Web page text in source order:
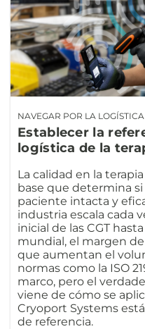
NAVEGAR POR LA LOGÍSTICA
Establecer la
logística de la
La calidad en la
base que determina
paciente intacta y
industria escala cada
inicial de las CGT
mundial, el margen
que aumentan el
normas como la ISO
marco, pero el
viene de cómo se
Cryoport Systems
de referencia.